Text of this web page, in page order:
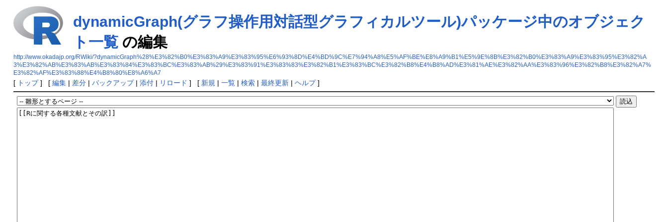
dynamicGraph(グラフ操作用対話型グラフィカルツール)パッケージ中のオブジェク
ト一覧の編集
http://www.okadajp.org/RWiki/?dynamicGraph%28%E3%82%B0%E3%83%A9%E3%83%95%E6%93%8D%E4%BD%9C%E7%94%A8%E5%AF%BE%E8%A9%B1%E5%9E%8B%E3%82%B0%E3%83%A9%E3%83%95%E3%82%A
3%E3%82%AB%E3%83%AB%E3%83%84%E3%83%BC%E3%83%AB%29%E3%83%91%E3%83%83%E3%82%B1%E3%83%BC%E3%82%B8%E4%B8%AD%E3%81%AE%E3%82%AA%E3%83%96%E3%82%B8%E3%82%A7%
E3%82%AF%E3%83%88%E4%B8%80%E8%A6%A7
[ トップ] [ 編集| 差分| バックアップ| 添付| リロード ] [ 新規 | 一覧| 検索| 最終更新| ヘルプ]